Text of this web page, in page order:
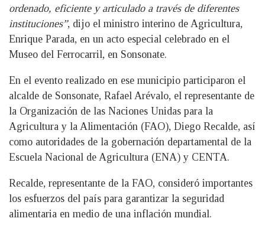
ordenado, eficiente y articulado a través de diferentes
instituciones”, dijo el ministro interino de Agricultura,
Enrique Parada, en un acto especial celebrado en el
Museo del Ferrocarril, en Sonsonate.
En el evento realizado en ese municipio participaron el
alcalde de Sonsonate, Rafael Arévalo, el representante de
la Organización de las Naciones Unidas para la
Agricultura y la Alimentación (FAO), Diego Recalde, así
como autoridades de la gobernación departamental de la
Escuela Nacional de Agricultura (ENA) y CENTA.
Recalde, representante de la FAO, consideró importantes
los esfuerzos del país para garantizar la seguridad
alimentaria en medio de una inflación mundial.